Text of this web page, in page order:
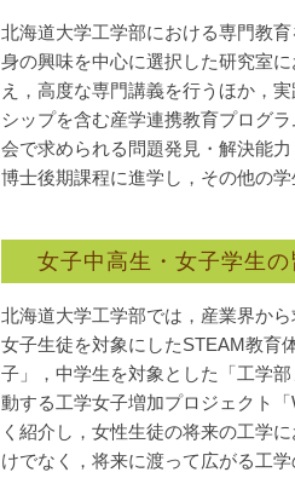
北海道大学工学部における専門教
身の興味を中心に選択した研究室
え，高度な専門講義を行うほか，
シップを含む産学連携教育プログ
会で求められる問題発見・解決能
博士後期課程に進学し，その他の
女子中高生・女子学生
北海道大学工学部では，産業界か
女子生徒を対象にしたSTEAM教育
子」，中学生を対象とした「工学
動する工学女子増加プロジェクト
く紹介し，女性生徒の将来の工学
けでなく，将来に渡って広がる工